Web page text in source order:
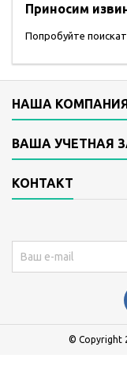
Приносим
Попробуйте
НАША
ВАША УЧЕТНАЯ
КОНТАКТ
© Copyright